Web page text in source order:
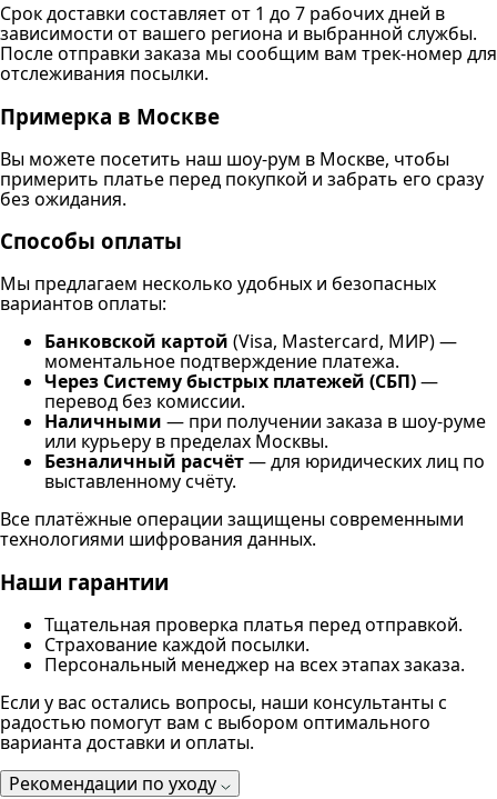
Срок доставки составляет от 1 до 7 рабочих дней в
зависимости от вашего региона и выбранной службы.
После отправки заказа мы сообщим вам трек-номер для
отслеживания посылки.
Примерка в Москве
Вы можете посетить наш шоу-рум в Москве, чтобы
примерить платье перед покупкой и забрать его сразу
без ожидания.
Способы оплаты
Мы предлагаем несколько удобных и безопасных
вариантов оплаты:
Банковской картой (Visa, Mastercard, МИР) —
моментальное подтверждение платежа.
Через Систему быстрых платежей (СБП)—
перевод без комиссии.
Наличными — при получении заказа в шоу-руме
или курьеру в пределах Москвы.
Безналичный расчёт— для юридических лиц по
выставленному счёту.
Все платёжные операции защищены современными
технологиями шифрования данных.
Наши гарантии
Тщательная проверка платья перед отправкой.
Страхование каждой посылки.
Персональный менеджер на всех этапах заказа.
Если у вас остались вопросы, наши консультанты с
радостью помогут вам с выбором оптимального
варианта доставки и оплаты.
Рекомендации по уходу